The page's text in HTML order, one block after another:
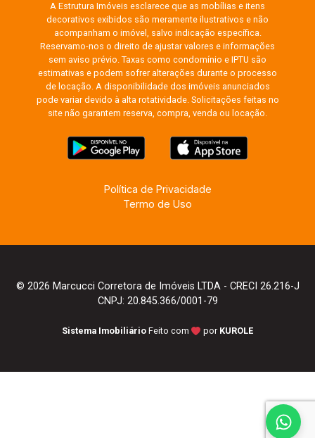
A Estrutura Imóveis esclarece que as mobílias e itens
decorativos exibidos são meramente ilustrativos e não
acompanham o imóvel, salvo indicação específica.
Reservamo-nos o direito de ajustar valores e informações
sem aviso prévio. Taxas como condomínio e IPTU são
estimativas e podem sofrer alterações durante o processo
de locação. A disponibilidade dos imóveis anunciados
pode variar devido à alta rotatividade. Solicitações feitas no
site não garantem reserva, compra, venda ou locação.
Política de Privacidade
Termo de Uso
© 2026 Marcucci Corretora de Imóveis LTDA - CRECI 26.216-J
CNPJ: 20.845.366/0001-79
Sistema Imobiliário Feito com por KUROLE